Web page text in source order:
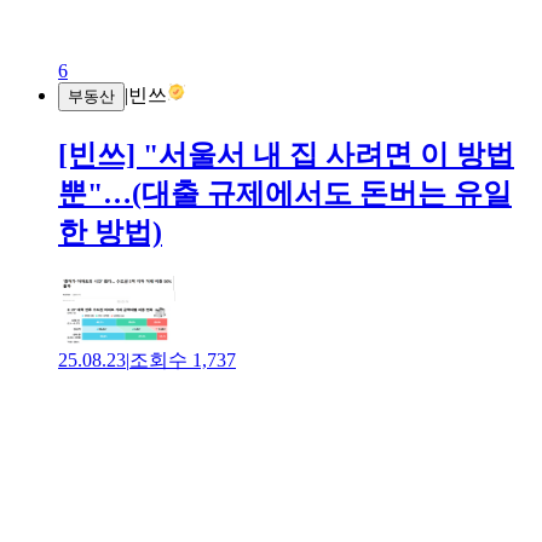
6
부동산 |빈쓰
[빈쓰] "서울서 내 집 사려면 이 방법
뿐"…(대출 규제에서도 돈버는 유일
한 방법)
25.08.23|조회수 1,737